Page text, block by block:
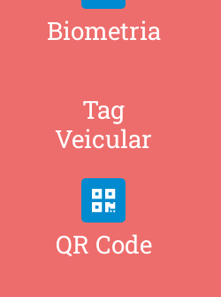
Biometria
Tag
Veicular
QR Code